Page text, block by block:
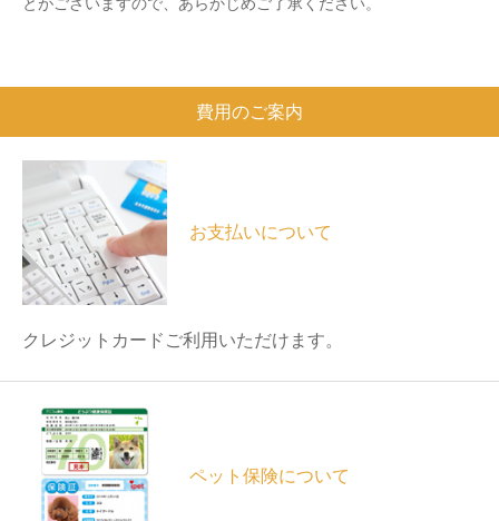
費用のご案内
お支払いについて
クレジットカードご利用いただけます。
ペット保険について